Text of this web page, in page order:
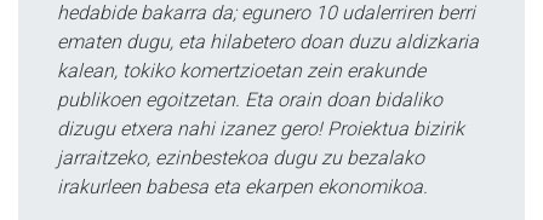
hedabide bakarra da; egunero 10 udalerriren berri
ematen dugu, eta hilabetero doan duzu aldizkaria
kalean, tokiko komertzioetan zein erakunde
publikoen egoitzetan. Eta orain doan bidaliko
dizugu etxera nahi izanez gero! Proiektua bizirik
jarraitzeko, ezinbestekoa dugu zu bezalako
irakurleen babesa eta ekarpen ekonomikoa.